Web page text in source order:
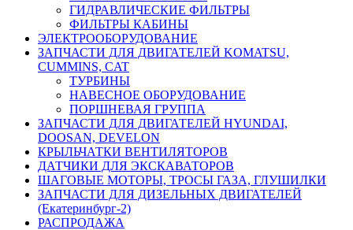
ГИДРАВЛИЧЕСКИЕ ФИЛЬТРЫ
ФИЛЬТРЫ КАБИНЫ
ЭЛЕКТРООБОРУДОВАНИЕ
ЗАПЧАСТИ ДЛЯ ДВИГАТЕЛЕЙ KOMATSU,
CUMMINS, CAT
ТУРБИНЫ
НАВЕСНОЕ ОБОРУДОВАНИЕ
ПОРШНЕВАЯ ГРУППА
ЗАПЧАСТИ ДЛЯ ДВИГАТЕЛЕЙ HYUNDAI,
DOOSAN, DEVELON
КРЫЛЬЧАТКИ ВЕНТИЛЯТОРОВ
ДАТЧИКИ ДЛЯ ЭКСКАВАТОРОВ
ШАГОВЫЕ МОТОРЫ, ТРОСЫ ГАЗА, ГЛУШИЛКИ
ЗАПЧАСТИ ДЛЯ ДИЗЕЛЬНЫХ ДВИГАТЕЛЕЙ
(Екатеринбург-2)
РАСПРОДАЖА